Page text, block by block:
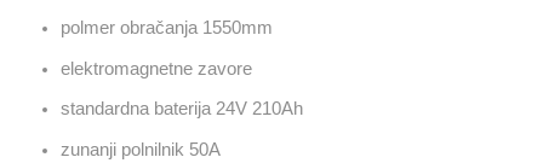
polmer obračanja 1550mm
elektromagnetne zavore
standardna baterija 24V 210Ah
zunanji polnilnik 50A